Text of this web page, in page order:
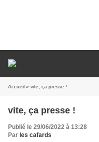
Accueil » vite, ça presse !
vite, ça presse !
Publié le 29/06/2022 à 13:28
Par les cafards